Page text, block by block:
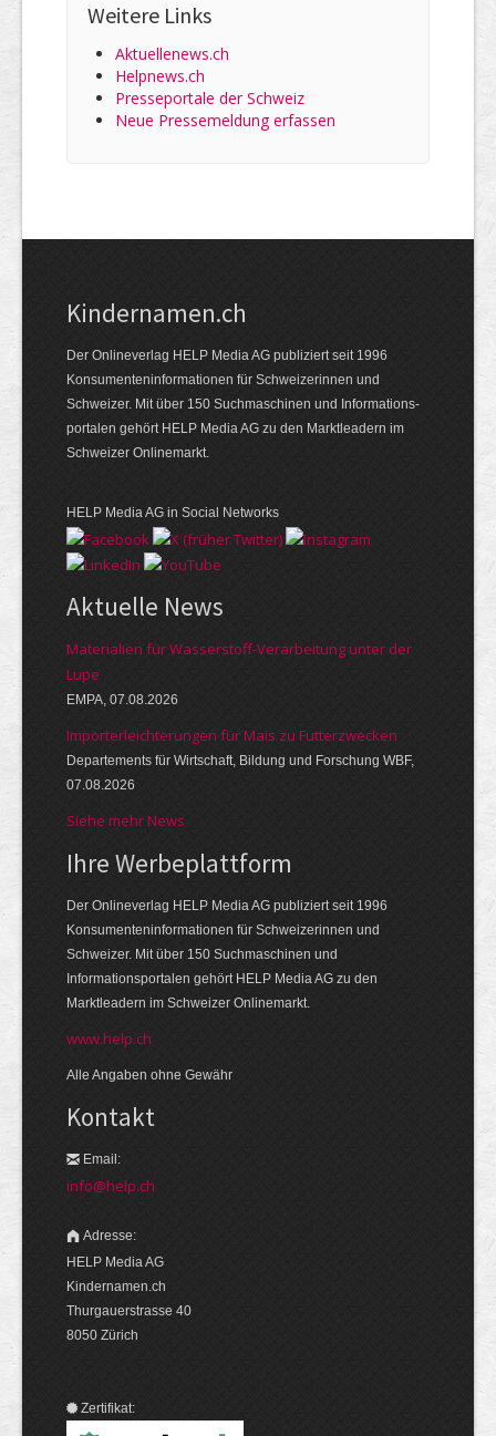
Weitere Links
Aktuellenews.ch
Helpnews.ch
Presseportale der Schweiz
Neue Pressemeldung erfassen
Kindernamen.ch
Der Onlineverlag HELP Media AG publiziert seit 1996
Konsumenten­informationen für Schweizerinnen und
Schweizer. Mit über 150 Suchmaschinen und Informations­
portalen gehört HELP Media AG zu den Marktleadern im
Schweizer Onlinemarkt.
HELP Media AG in Social Networks
Aktuelle News
Materialien für Wasserstoff-Verarbeitung unter der
Lupe
EMPA, 07.08.2026
Importerleichterungen für Mais zu Futterzwecken
Departements für Wirtschaft, Bildung und Forschung WBF,
07.08.2026
Siehe mehr News
Ihre Werbeplattform
Der Onlineverlag HELP Media AG publiziert seit 1996
Konsumenteninformationen für Schweizerinnen und
Schweizer. Mit über 150 Suchmaschinen und
Informationsportalen gehört HELP Media AG zu den
Marktleadern im Schweizer Onlinemarkt.
www.help.ch
Alle Angaben ohne Gewähr
Kontakt
Email:
info@help.ch
Adresse:
HELP Media AG
Kindernamen.ch
Thurgauerstrasse 40
8050 Zürich
Zertifikat: